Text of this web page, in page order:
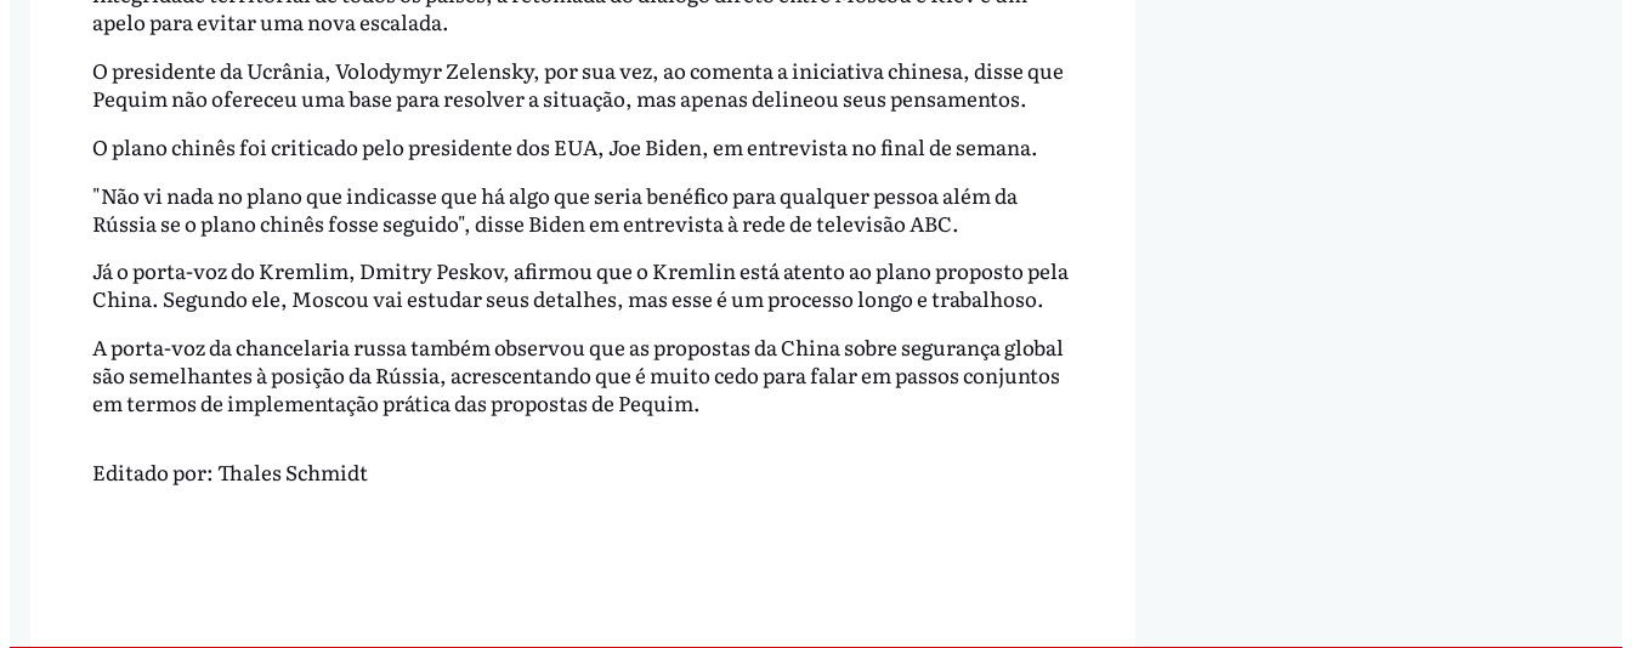
apelo para evitar uma nova escalada.
O presidente da Ucrânia, Volodymyr Zelensky, por sua vez, ao comenta a iniciativa chinesa, disse que
Pequim não ofereceu uma base para resolver a situação, mas apenas delineou seus pensamentos.
O plano chinês foi criticado pelo presidente dos EUA, Joe Biden, em entrevista no final de semana.
"Não vi nada no plano que indicasse que há algo que seria benéfico para qualquer pessoa além da
Rússia se o plano chinês fosse seguido", disse Biden em entrevista à rede de televisão ABC.
Já o porta-voz do Kremlim, Dmitry Peskov, afirmou que o Kremlin está atento ao plano proposto pela
China. Segundo ele, Moscou vai estudar seus detalhes, mas esse é um processo longo e trabalhoso.
A porta-voz da chancelaria russa também observou que as propostas da China sobre segurança global
são semelhantes à posição da Rússia, acrescentando que é muito cedo para falar em passos conjuntos
em termos de implementação prática das propostas de Pequim.
Editado por: Thales Schmidt